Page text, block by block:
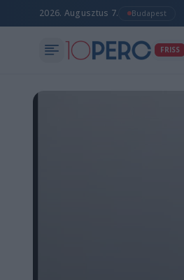
2026. Augusztus 7. Budapest
FRISS